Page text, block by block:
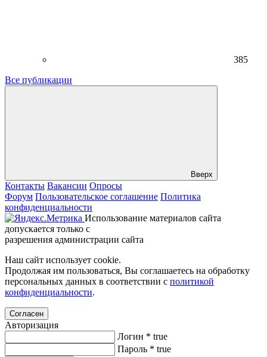
385
Все публикации
Вверх
Контакты Вакансии Опросы
Форум Пользовательское соглашение Политика
конфиденциальности
Использование материалов сайта
допускается только с
разрешения администрации сайта
Наш сайт использует cookie.
Продолжая им пользоваться, Вы соглашаетесь на обработку
персональных данных в соответствии с политикой
конфиденциальности.
Согласен
Авторизация
Логин * true
Пароль * true